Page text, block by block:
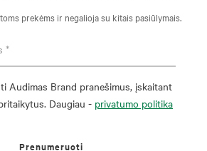
prekėms ir negalioja su kitais pasiūlymais.
Audimas Brand pranešimus, įskaitant
Daugiau - privatumo politika
Prenumeruoti